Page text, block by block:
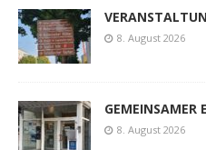
8. August 2026
GEMEINSAMER
8. August 2026